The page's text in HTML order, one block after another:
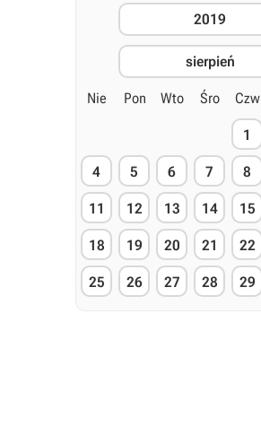
2019
sierpień
Nie Pon Wto Śro Czw
1
4 5 6 7 8
11 12 13 14 15
18 19 20 21 22
25 26 27 28 29